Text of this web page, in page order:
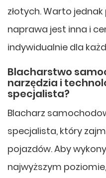
złotych. Warto
naprawa jest inna i
indywidualnie dla
Blacharstwo
narzędzia i
specjalista?
Blacharz
specjalista, który
pojazdów. Aby
najwyższym